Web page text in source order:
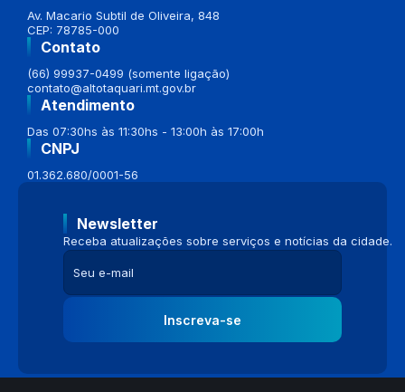
Av. Macario Subtil de Oliveira, 848
CEP: 78785-000
Contato
(66) 99937-0499 (somente ligação)
contato@altotaquari.mt.gov.br
Atendimento
Das 07:30hs às 11:30hs - 13:00h às 17:00h
CNPJ
01.362.680/0001-56
Newsletter
Receba atualizações sobre serviços e notícias da cidade.
Inscreva-se